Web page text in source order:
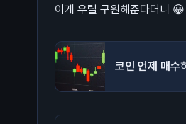
이게 우릴 구원해준다더니 😀
코인 언제 매수